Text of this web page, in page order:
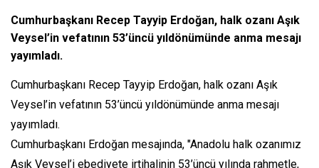
Cumhurbaşkanı Recep Tayyip Erdoğan, halk ozanı Aşık
Veysel’in vefatının 53’üncü yıldönümünde anma mesajı
yayımladı.
Cumhurbaşkanı Recep Tayyip Erdoğan, halk ozanı Aşık
Veysel’in vefatının 53’üncü yıldönümünde anma mesajı
yayımladı.
Cumhurbaşkanı Erdoğan mesajında, "Anadolu halk ozanımız
Aşık Veysel’i ebediyete irtihalinin 53’üncü yılında rahmetle,